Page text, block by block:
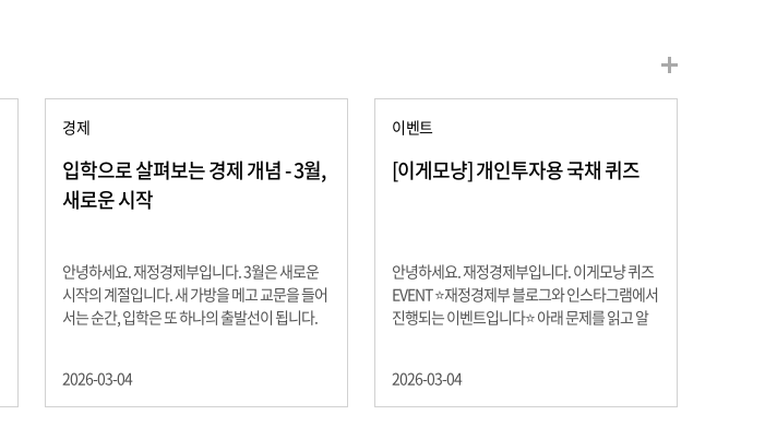
경제
입학으로 살펴보는 경제 개념 - 3월,
새로운 시작
안녕하세요. 재정경제부입니다. 3월은 새로운
시작의 계절입니다. 새 가방을 메고 교문을 들어
서는 순간, 입학은 또 하나의 출발선이 됩니다.
음이기도 합니다. 입학이라는 순간을 경제의 시
각으로 바라보면, 우리는 한 가지 중요한 개념을
2026-03-04
이벤트
[이게모냥] 개인투자용 국채 퀴즈
안녕하세요. 재정경제부입니다. 이게모냥 퀴즈
EVENT ⭐재정경제부 블로그와 인스타그램에서
진행되는 이벤트입니다⭐ 아래 문제를 읽고 알
자용 국채를 3월에는 전월보다 발행규모를 100
억원 확대합니다. 2026년 3월에 발행 예정인 ⎾
2026-03-04